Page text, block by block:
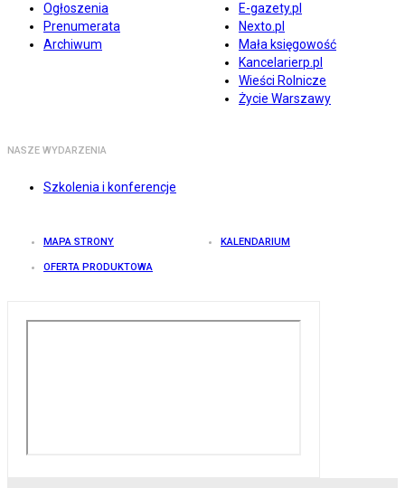
Ogłoszenia
Prenumerata
Archiwum
E-gazety.pl
Nexto.pl
Mała księgowość
Kancelarierp.pl
Wieści Rolnicze
Życie Warszawy
NASZE WYDARZENIA
Szkolenia i konferencje
MAPA STRONY KALENDARIUM
OFERTA PRODUKTOWA